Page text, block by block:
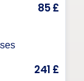
85 £
241 £